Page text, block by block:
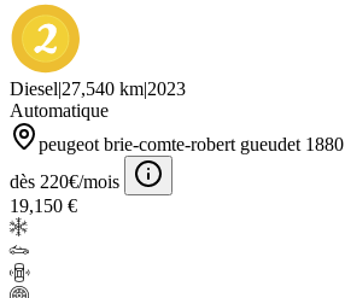
Diesel|27,540 km|2023
Automatique
peugeot brie-comte-robert gueudet 1880
dès 220€/mois
19,150 €